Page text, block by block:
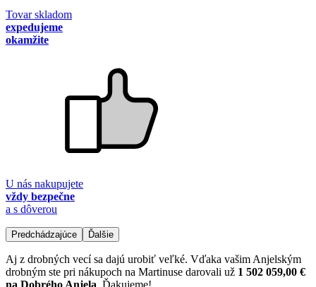
Tovar skladom
expedujeme
okamžite
U nás nakupujete
vždy bezpečne
a s dôverou
Predchádzajúce Ďalšie
Aj z drobných vecí sa dajú urobiť veľké. Vďaka vašim Anjelským
drobným ste pri nákupoch na Martinuse darovali už 1 502 059,00 €